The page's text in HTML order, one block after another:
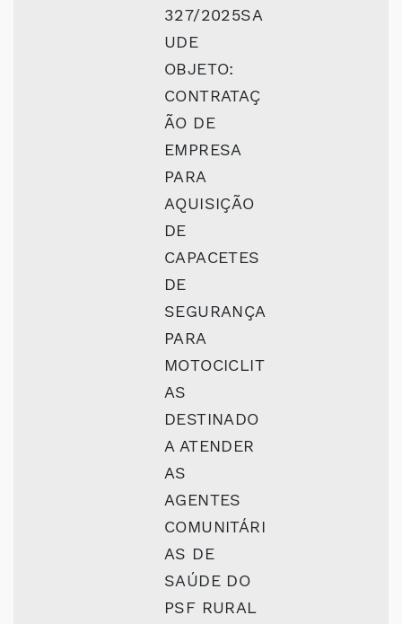
327/2025SA
UDE
OBJETO:
CONTRATAÇ
ÃO DE
EMPRESA
PARA
AQUISIÇÃO
DE
CAPACETES
DE
SEGURANÇA
PARA
MOTOCICLIT
AS
DESTINADO
A ATENDER
AS
AGENTES
COMUNITÁRI
AS DE
SAÚDE DO
PSF RURAL